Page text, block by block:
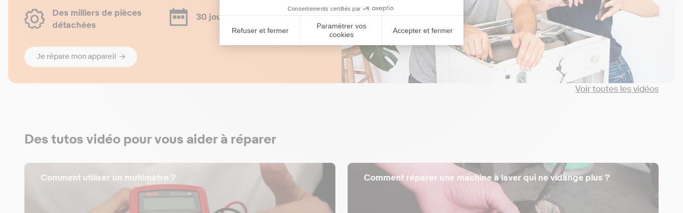
Des milliers de pièces
détachées
30 jours pour échanger
Je répare mon appareil
Des tutos vidéo pour vous aider à réparer
Voir toutes les vidéos
Comment utiliser un multimètre ? Comment réparer une machine à laver qui ne vidange plus ?